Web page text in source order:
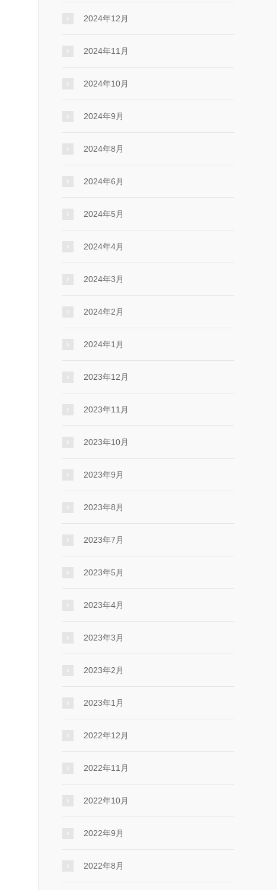
2024年12月
2024年11月
2024年10月
2024年9月
2024年8月
2024年6月
2024年5月
2024年4月
2024年3月
2024年2月
2024年1月
2023年12月
2023年11月
2023年10月
2023年9月
2023年8月
2023年7月
2023年5月
2023年4月
2023年3月
2023年2月
2023年1月
2022年12月
2022年11月
2022年10月
2022年9月
2022年8月